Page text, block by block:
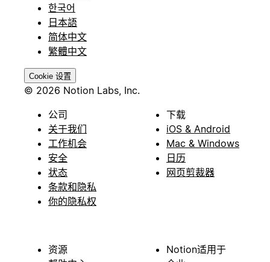
한국어
日本語
简体中文
繁體中文
Cookie 设置
© 2026 Notion Labs, Inc.
公司
关于我们
工作机会
安全
状态
条款和隐私
你的隐私权
下载
iOS & Android
Mac & Windows
日历
网页剪裁器
资源
Notion适用于